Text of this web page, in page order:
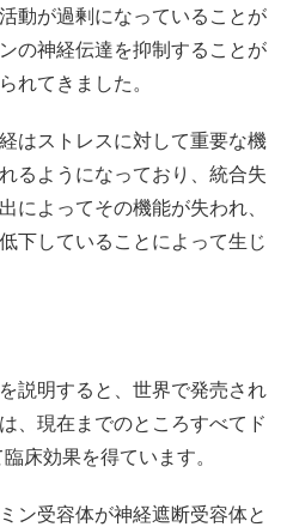
動が過剰になっていることが
の神経伝達を抑制することが
れてきました。
はストレスに対して重要な機
るようになっており、統合失
によってその機能が失われ、
下していることによって生じ
説明すると、世界で発売され
、現在までのところすべてド
床効果を得ています。
ン受容体が神経遮断受容体と